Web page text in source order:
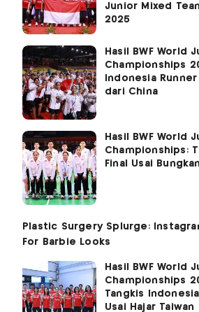
Junior Mixed
2025
Hasil BWF World
Championships
Indonesia
dari China
Hasil BWF World
Championships:
Final Usai
Hasil BWF World
Championships
Tangkis
Usai Hajar Taiwan